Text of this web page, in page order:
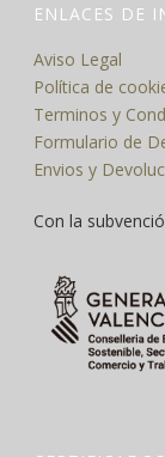
ENLACES DE
Aviso Legal
Política de
Terminos y
Formulario de
Envios y
Con la